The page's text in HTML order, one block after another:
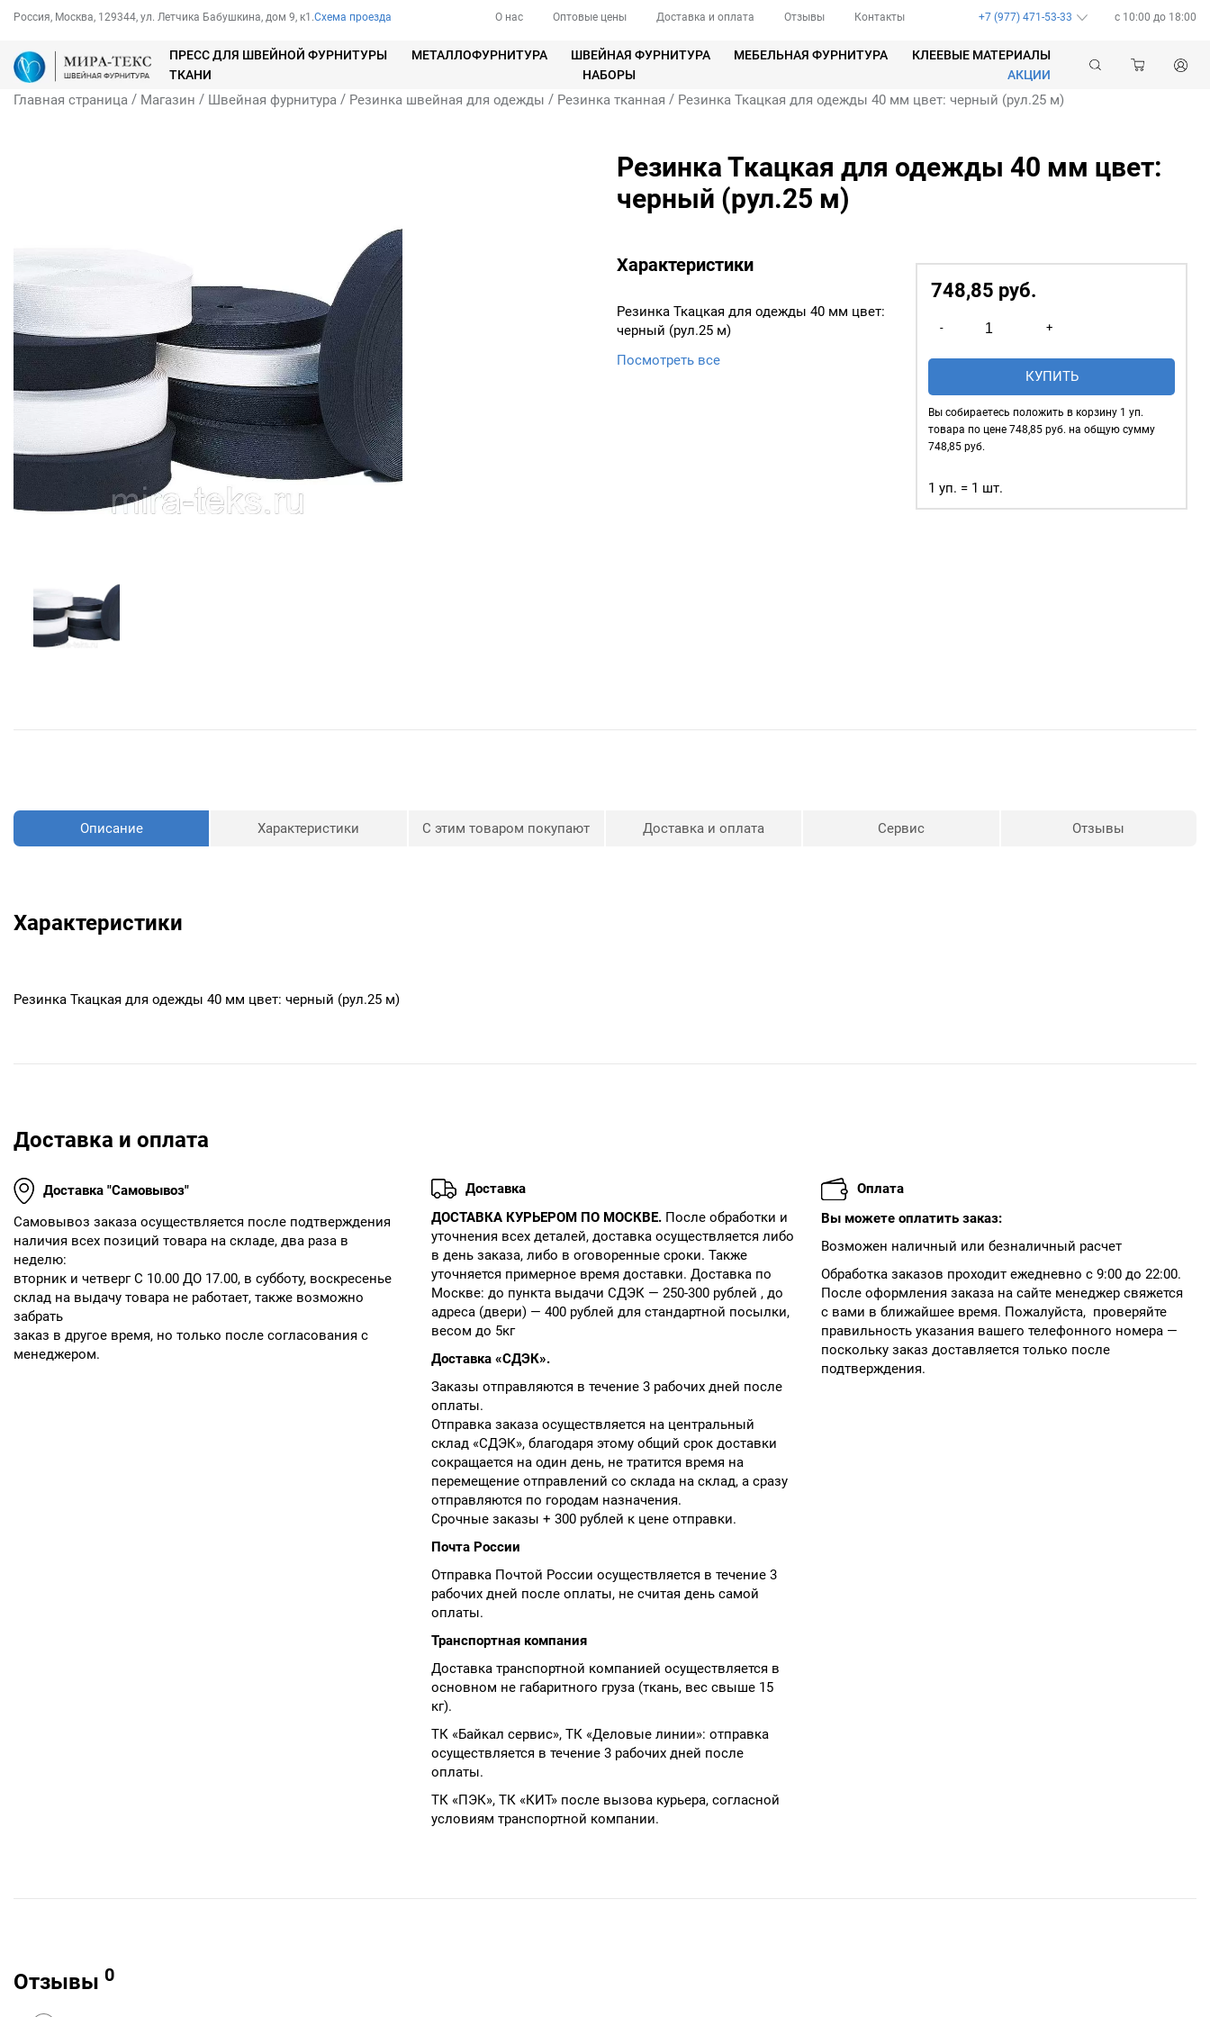
Россия, Москва, 129344, ул. Летчика Бабушкина, дом 9, к1.Схема проезда О нас Оптовые цены Доставка и оплата Отзывы Контакты +7 (977) 471-53-33 c 10:00 до 18:00
ПРЕСС ДЛЯ ШВЕЙНОЙ ФУРНИТУРЫ МЕТАЛЛОФУРНИТУРА ШВЕЙНАЯ ФУРНИТУРА МЕБЕЛЬНАЯ ФУРНИТУРА
КЛЕЕВЫЕ МАТЕРИАЛЫ
ТКАНИ
НАБОРЫ АКЦИИ
Главная страница / Магазин / Швейная фурнитура / Резинка швейная для одежды / Резинка тканная / Резинка Ткацкая для одежды 40 мм цвет: черный (рул.25 м)
Резинка Ткацкая для одежды 40 мм цвет:
черный (рул.25 м)
Характеристики
Резинка Ткацкая для одежды 40 мм цвет:
черный (рул.25 м)
Посмотреть все
748,85 руб.
-
товара
Резинка
одежды
40
цвет:
черный
+
КУПИТЬ
Вы собираетесь положить в корзину 1 уп.
товара по цене748,85 руб. на общую сумму
748,85 руб.
1 уп. = 1 шт.
Описание Характеристики С этим товаром покупают Доставка и оплата Сервис Отзывы
Характеристики
Резинка Ткацкая для одежды 40 мм цвет: черный (рул.25 м)
Доставка и оплата
Доставка "Самовывоз"
Cамовывоз заказа осуществляется после подтверждения
наличия всех позиций товара на складе, два раза в
неделю:
вторник и четверг С 10.00 ДО 17.00, в субботу, воскресенье
склад на выдачу товара не работает, также возможно
забрать
заказ в другое время, но только после согласования с
менеджером.
Доставка
ДОСТАВКА КУРЬЕРОМ ПО МОСКВЕ.После обработки и
уточнения всех деталей, доставка осуществляется либо
в день заказа, либо в оговоренные сроки. Также
уточняется примерное время доставки. Доставка по
Москве: до пункта выдачи СДЭК — 250-300 рублей , до
адреса (двери) — 400 рублей для стандартной посылки,
весом до 5кг
Доставка «СДЭК».
Заказы отправляются в течение 3 рабочих дней после
оплаты.
Отправка заказа осуществляется на центральный
склад «СДЭК», благодаря этому общий срок доставки
сокращается на один день, не тратится время на
перемещение отправлений со склада на склад, а сразу
отправляются по городам назначения.
Срочные заказы + 300 рублей к цене отправки.
Почта России
Отправка Почтой России осуществляется в течение 3
рабочих дней после оплаты, не считая день самой
оплаты.
Транспортная компания
Доставка транспортной компанией осуществляется в
основном не габаритного груза (ткань, вес свыше 15
кг).
ТК «Байкал сервис», ТК «Деловые линии»: отправка
осуществляется в течение 3 рабочих дней после
оплаты.
ТК «ПЭК», ТК «КИТ» после вызова курьера, согласной
условиям транспортной компании.
Оплата
Вы можете оплатить заказ:
Возможен наличный или безналичный расчет
Обработка заказов проходит ежедневно с 9:00 до 22:00.
После оформления заказа на сайте менеджер свяжется
с вами в ближайшее время. Пожалуйста, проверяйте
правильность указания вашего телефонного номера —
поскольку заказ доставляется только после
подтверждения.
Отзывы 0